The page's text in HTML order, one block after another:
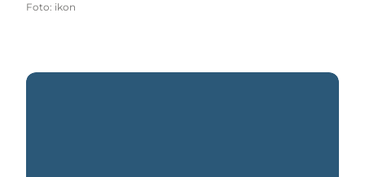
Foto: ikon
Borgerpanel